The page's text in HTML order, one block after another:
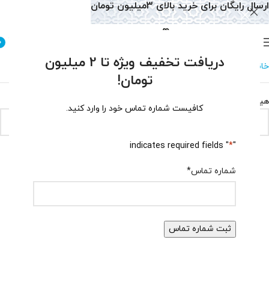
دریافت تخفیف ویژه تا 2 میلیون
تومان!
کافیست شماره تماس خود را وارد کنید.
"
*
" indicates required fields
شماره تماس*
خانه گردنبند گردنبند توپاز
هیچ محصولی یافت نشد.
ارسال رایگان برای خرید بالای 3میلیون تومان